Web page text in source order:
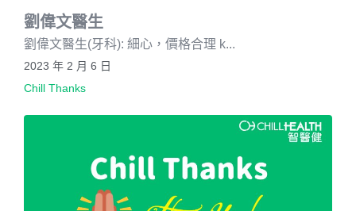
劉偉文醫生
劉偉文醫生(牙科): 細心，價格合理 k...
2023 年 2 月 6 日
Chill Thanks